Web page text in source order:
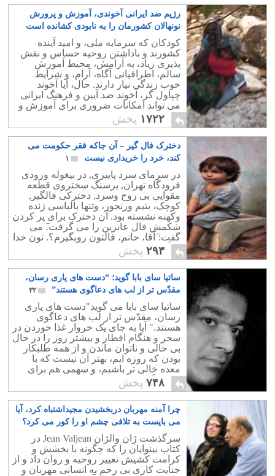
رژیم ضد ایرانی آخوندی، آموزش و پرورش
نونهالان کشورمان را به نابودی کشانده است
۱۰
کودکان که سرمایه ملی، و امید آینده
کشورند و باداشتن روحیه حساس و نقش
پذیری زیاد، به آرامش، محیط آموزش
سالم، اطرافیانی آگاه، آرام، و شرایط
خوب زندگی نیاز دارند. حال، آیا آخوند
چپاول گر، آخوند ضد آیین و فرهنگ ایرانی
می تواند امکانات ضروری برای آموزش و
پرورش فرزندان این آب و خاک را فراهم
کند؟.
۱۷۲۲ پخش
دخترک فال گیر – آن جاکه فقر حکومت می
کند، خرد را خریداری نیست
۱
در سرمای سرد پاییزی, در بیغوله ورودی
فرودگاه تهران, برسنگ سختروی قطعه
مقوایی بی روح وسرد, دخترکی فالگیر,
کوچک، یتیم ورنجور، وتنها بالباسی ژنده
وکهنه نشسته بود. آن دخترک برای پر کردن
شکمش فال عابرین را می گرفت.ٓ می
گفت: ٓآقا، خانم، فالتون روبگیرم؟. تون خدا
... آقا،..خانم...
۲۹۳ پخش
ساتیا سای بابا گوید؛ “دست های یاری رسان،
مقدّس تر از لب های دعاگوی هستند”
۳۲
ساتیا سای بابا می گوید"دست های یاری
رسان، مقدّس تر از لب های دعاگوی
هستند." آیا به جای یک خروار غذا خوردن در
سحر و هنگام افطار و بیشتر روز را در حال
بی حالی و ناتوان ماندن و از همه طلبکار
بودن که روزه ایم، بهتر آن نیست که با
معده خالی تر باشیم، و سهمی هم برای
همسایگان و کودکان بی بضاعت ذخیره
کنیم.
۷۴۸ پخش
چرا آمنه مهربان دربخشیدن مجیداشتباه کرد، آیا
می بایست به تلافی چشم او را کور می کرد؟
۱۵
سرگذشت ژان والژان Jean Valjean در
کتاب بینوایان را که چگونه با بخشش و
کرامت کشیش تغییر روحیه و روان داد و از
جنایت کاری بی رحم به انسانی مهربان و